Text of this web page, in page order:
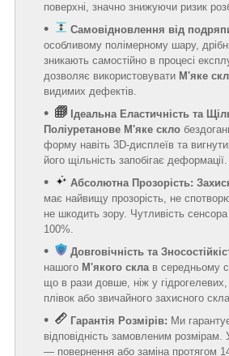
поверхні, значно знижуючи ризик
Самовідновлення від
особливому полімерному шару,
зникають самостійно в процесі
дозволяє використовувати М'яке
видимих дефектів.
Ідеальна Еластичність та
Поліуретанове М'яке скло
форму навіть 3D-дисплеїв та
його щільність запобігає деформації.
Абсолютна Прозорість:
має найвищу прозорість, не
не шкодить зору. Чутливість
100%.
Довговічність та
нашого М'якого склав середньому
що в рази довше, ніж у гідрогелевих,
плівок або звичайного захисного
Гарантія Розмірів: Ми
відповідність замовленим розмірам.
— повернення або заміна протягом